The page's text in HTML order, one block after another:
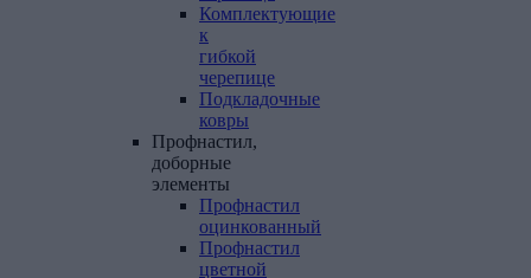
Комплектующие
к
гибкой
черепице
Подкладочные
ковры
Профнастил,
доборные
элементы
Профнастил
оцинкованный
Профнастил
цветной